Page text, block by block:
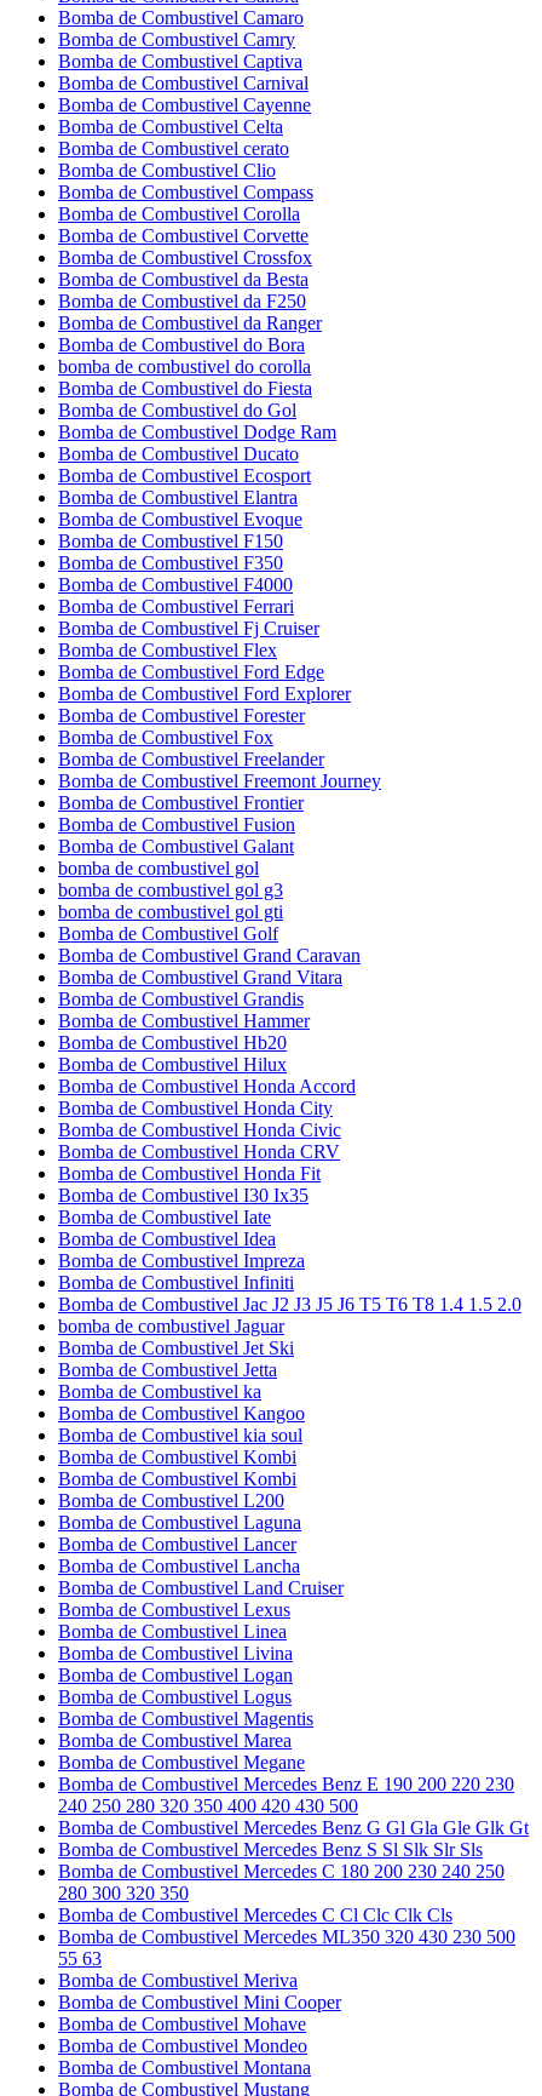
Bomba de Combustivel Camaro
Bomba de Combustivel Camry
Bomba de Combustivel Captiva
Bomba de Combustivel Carnival
Bomba de Combustivel Cayenne
Bomba de Combustivel Celta
Bomba de Combustivel cerato
Bomba de Combustivel Clio
Bomba de Combustivel Compass
Bomba de Combustivel Corolla
Bomba de Combustivel Corvette
Bomba de Combustivel Crossfox
Bomba de Combustivel da Besta
Bomba de Combustivel da F250
Bomba de Combustivel da Ranger
Bomba de Combustivel do Bora
bomba de combustivel do corolla
Bomba de Combustivel do Fiesta
Bomba de Combustivel do Gol
Bomba de Combustivel Dodge Ram
Bomba de Combustivel Ducato
Bomba de Combustivel Ecosport
Bomba de Combustivel Elantra
Bomba de Combustivel Evoque
Bomba de Combustivel F150
Bomba de Combustivel F350
Bomba de Combustivel F4000
Bomba de Combustivel Ferrari
Bomba de Combustivel Fj Cruiser
Bomba de Combustivel Flex
Bomba de Combustivel Ford Edge
Bomba de Combustivel Ford Explorer
Bomba de Combustivel Forester
Bomba de Combustivel Fox
Bomba de Combustivel Freelander
Bomba de Combustivel Freemont Journey
Bomba de Combustivel Frontier
Bomba de Combustivel Fusion
Bomba de Combustivel Galant
bomba de combustivel gol
bomba de combustivel gol g3
bomba de combustivel gol gti
Bomba de Combustivel Golf
Bomba de Combustivel Grand Caravan
Bomba de Combustivel Grand Vitara
Bomba de Combustivel Grandis
Bomba de Combustivel Hammer
Bomba de Combustivel Hb20
Bomba de Combustivel Hilux
Bomba de Combustivel Honda Accord
Bomba de Combustivel Honda City
Bomba de Combustivel Honda Civic
Bomba de Combustivel Honda CRV
Bomba de Combustivel Honda Fit
Bomba de Combustivel I30 Ix35
Bomba de Combustivel Iate
Bomba de Combustivel Idea
Bomba de Combustivel Impreza
Bomba de Combustivel Infiniti
Bomba de Combustivel Jac J2 J3 J5 J6 T5 T6 T8 1.4 1.5 2.0
bomba de combustivel Jaguar
Bomba de Combustivel Jet Ski
Bomba de Combustivel Jetta
Bomba de Combustivel ka
Bomba de Combustivel Kangoo
Bomba de Combustivel kia soul
Bomba de Combustivel Kombi
Bomba de Combustivel Kombi
Bomba de Combustivel L200
Bomba de Combustivel Laguna
Bomba de Combustivel Lancer
Bomba de Combustivel Lancha
Bomba de Combustivel Land Cruiser
Bomba de Combustivel Lexus
Bomba de Combustivel Linea
Bomba de Combustivel Livina
Bomba de Combustivel Logan
Bomba de Combustivel Logus
Bomba de Combustivel Magentis
Bomba de Combustivel Marea
Bomba de Combustivel Megane
Bomba de Combustivel Mercedes Benz E 190 200 220 230
240 250 280 320 350 400 420 430 500
Bomba de Combustivel Mercedes Benz G Gl Gla Gle Glk Gt
Bomba de Combustivel Mercedes Benz S Sl Slk Slr Sls
Bomba de Combustivel Mercedes C 180 200 230 240 250
280 300 320 350
Bomba de Combustivel Mercedes C Cl Clc Clk Cls
Bomba de Combustivel Mercedes ML350 320 430 230 500
55 63
Bomba de Combustivel Meriva
Bomba de Combustivel Mini Cooper
Bomba de Combustivel Mohave
Bomba de Combustivel Mondeo
Bomba de Combustivel Montana
Bomba de Combustivel Mustang